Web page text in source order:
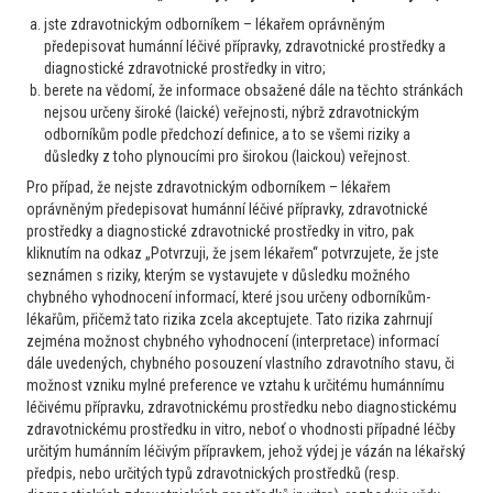
Myeloproliferativní onemocnění
MPO JAK2 pozit, CHRI, anémie
Vážené kolegium, prosím o radu, jak nejlépe vést terapii
křehké pacientky r.n. 1941 s nově dg. MPO JAK2+ z 6/2026
- odběry pro progredující leukocytózu, akt. kolem 39 leuko,
neut.A 29 x10/9/l, flow PK bez nálezu blastů, či jiné klonality,
BCR::ABL 6/...
3 9. 7. 2026 Číst více
Praktik
Myeloproliferativní onemocnění
Leukocytóza u asplenika
Dobrý den, u pacienta 42 let asplenika (po úraze) byla nyní v
lab. náhodně v odběrech před preventivní prohlídkou
zachycena elevace leukocytů (lab přikládám). V minulých
odběrech byl KO v normě. Pacient nemá příznaky infekčního
onemocnění, nemá teplo...
jste zdravotnickým odborníkem – lékařem oprávněným
předepisovat humánní léčivé přípravky, zdravotnické prostředky a
diagnostické zdravotnické prostředky in vitro;
berete na vědomí, že informace obsažené dále na těchto stránkách
nejsou určeny široké (laické) veřejnosti, nýbrž zdravotnickým
odborníkům podle předchozí definice, a to se všemi riziky a
důsledky z toho plynoucími pro širokou (laickou) veřejnost.
Pro případ, že nejste zdravotnickým odborníkem – lékařem
oprávněným předepisovat humánní léčivé přípravky, zdravotnické
prostředky a diagnostické zdravotnické prostředky in vitro, pak
kliknutím na odkaz „Potvrzuji, že jsem lékařem“ potvrzujete, že jste
seznámen s riziky, kterým se vystavujete v důsledku možného
chybného vyhodnocení informací, které jsou určeny odborníkům-
lékařům, přičemž tato rizika zcela akceptujete. Tato rizika zahrnují
zejména možnost chybného vyhodnocení (interpretace) informací
dále uvedených, chybného posouzení vlastního zdravotního stavu, či
možnost vzniku mylné preference ve vztahu k určitému humánnímu
léčivému přípravku, zdravotnickému prostředku nebo diagnostickému
zdravotnickému prostředku in vitro, neboť o vhodnosti případné léčby
určitým humánním léčivým přípravkem, jehož výdej je vázán na lékařský
předpis, nebo určitých typů zdravotnických prostředků (resp.